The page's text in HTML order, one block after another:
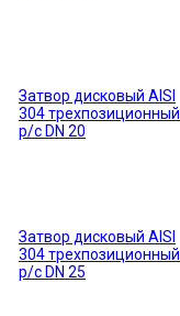
Затвор дисковый AISI
304 трехпозиционный
р/c DN 20
Затвор дисковый AISI
304 трехпозиционный
р/c DN 25